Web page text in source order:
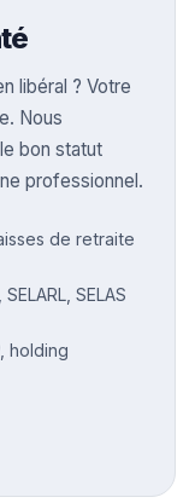
libéral ? Votre
Nous
bon statut
professionnel.
de retraite
SELAS
holding